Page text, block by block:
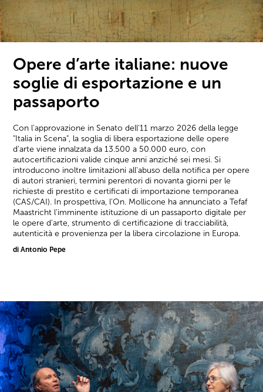
Opere d’arte italiane: nuove
soglie di esportazione e un
passaporto
Con l'approvazione in Senato dell'11 marzo 2026 della legge
"Italia in Scena", la soglia di libera esportazione delle opere
d'arte viene innalzata da 13.500 a 50.000 euro, con
autocertificazioni valide cinque anni anziché sei mesi. Si
introducono inoltre limitazioni all'abuso della notifica per opere
di autori stranieri, termini perentori di novanta giorni per le
richieste di prestito e certificati di importazione temporanea
(CAS/CAI). In prospettiva, l'On. Mollicone ha annunciato a Tefaf
Maastricht l'imminente istituzione di un passaporto digitale per
le opere d'arte, strumento di certificazione di tracciabilità,
autenticità e provenienza per la libera circolazione in Europa.
di Antonio Pepe